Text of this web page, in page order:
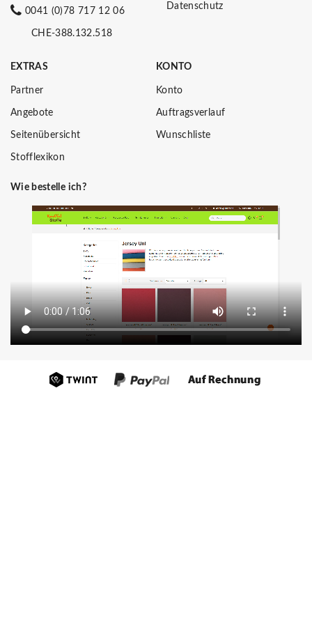
0041 (0)78 717 12 06
CHE-388.132.518
Datenschutz
EXTRAS
Partner
Angebote
Seitenübersicht
Stofflexikon
KONTO
Konto
Auftragsverlauf
Wunschliste
Wie bestelle ich?